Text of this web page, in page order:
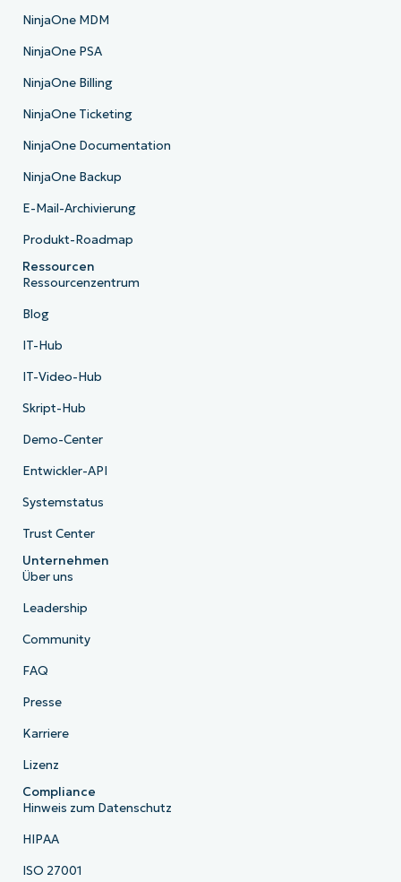
NinjaOne MDM
NinjaOne PSA
NinjaOne Billing
NinjaOne Ticketing
NinjaOne Documentation
NinjaOne Backup
E-Mail-Archivierung
Produkt-Roadmap
Ressourcen
Ressourcenzentrum
Blog
IT-Hub
IT-Video-Hub
Skript-Hub
Demo-Center
Entwickler-API
Systemstatus
Trust Center
Unternehmen
Über uns
Leadership
Community
FAQ
Presse
Karriere
Lizenz
Compliance
Hinweis zum Datenschutz
HIPAA
ISO 27001